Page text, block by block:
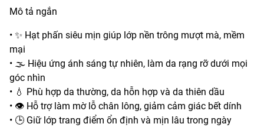
Mô tả ngắn
• ✨ Hạt phấn siêu mịn giúp lớp nền trông mượt mà, mềm
mại
• 🌫️ Hiệu ứng ánh sáng tự nhiên, làm da rạng rỡ dưới mọi
góc nhìn
• 💧 Phù hợp da thường, da hỗn hợp và da thiên dầu
• 👁️ Hỗ trợ làm mờ lỗ chân lông, giảm cảm giác bết dính
• 🕒 Giữ lớp trang điểm ổn định và mịn lâu trong ngày